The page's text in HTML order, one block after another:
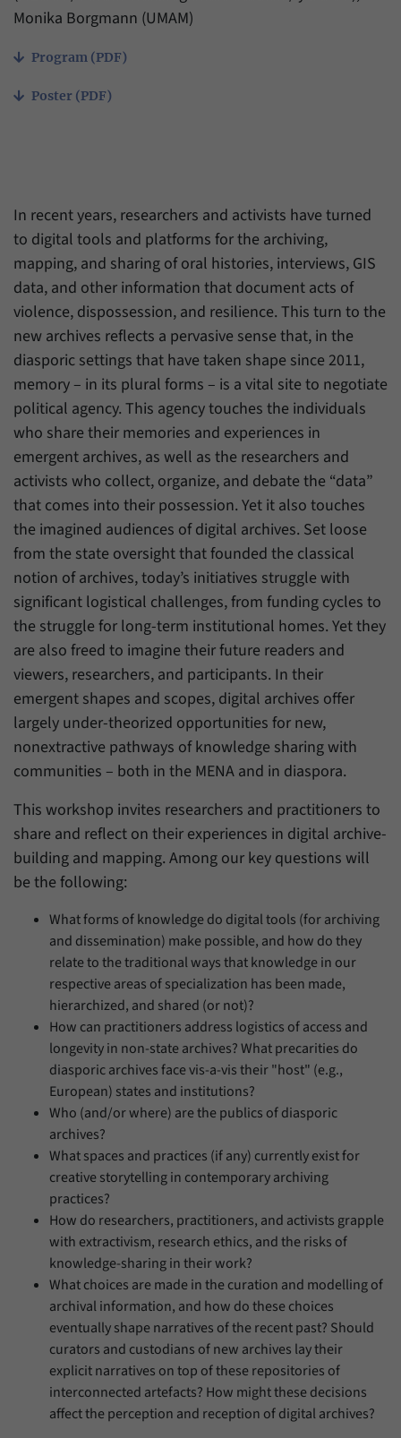
Monika Borgmann (UMAM)
Program (PDF)
Poster (PDF)
In recent years, researchers and activists have turned
to digital tools and platforms for the archiving,
mapping, and sharing of oral histories, interviews, GIS
data, and other information that document acts of
violence, dispossession, and resilience. This turn to the
new archives reflects a pervasive sense that, in the
diasporic settings that have taken shape since 2011,
memory – in its plural forms – is a vital site to negotiate
political agency. This agency touches the individuals
who share their memories and experiences in
emergent archives, as well as the researchers and
activists who collect, organize, and debate the “data”
that comes into their possession. Yet it also touches
the imagined audiences of digital archives. Set loose
from the state oversight that founded the classical
notion of archives, today’s initiatives struggle with
significant logistical challenges, from funding cycles to
the struggle for long-term institutional homes. Yet they
are also freed to imagine their future readers and
viewers, researchers, and participants. In their
emergent shapes and scopes, digital archives offer
largely under-theorized opportunities for new,
nonextractive pathways of knowledge sharing with
communities – both in the MENA and in diaspora.
This workshop invites researchers and practitioners to
share and reflect on their experiences in digital archive-
building and mapping. Among our key questions will
be the following:
What forms of knowledge do digital tools (for archiving
and dissemination) make possible, and how do they
relate to the traditional ways that knowledge in our
respective areas of specialization has been made,
hierarchized, and shared (or not)?
How can practitioners address logistics of access and
longevity in non-state archives? What precarities do
diasporic archives face vis-a-vis their "host" (e.g.,
European) states and institutions?
Who (and/or where) are the publics of diasporic
archives?
What spaces and practices (if any) currently exist for
creative storytelling in contemporary archiving
practices?
How do researchers, practitioners, and activists grapple
with extractivism, research ethics, and the risks of
knowledge-sharing in their work?
What choices are made in the curation and modelling of
archival information, and how do these choices
eventually shape narratives of the recent past? Should
curators and custodians of new archives lay their
explicit narratives on top of these repositories of
interconnected artefacts? How might these decisions
affect the perception and reception of digital archives?
generierte ID, für die historische Speicherung
Ihrer vorgenommen Einstellungen, falls der
Internetseite weitergeleitet wurden.
Name _pk_ses
Anbieter Matomo
Laufzeit 30 Minuten
Zweck
Mit diesem Cookie können wir für kurze Zeit
Daten über den aktuellen Aufenthalt von
Besuchern auf unserer Internetseite
speichern.